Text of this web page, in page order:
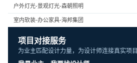
户外灯光-景观灯光-森朝照明
室内软装-办公家具-海邦集团
项目对接服务
为业主匹配设计力量，为设计师连接真实项目